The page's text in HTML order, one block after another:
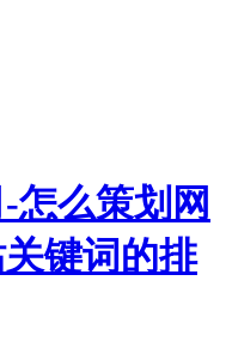
怎么策划网
键词的排